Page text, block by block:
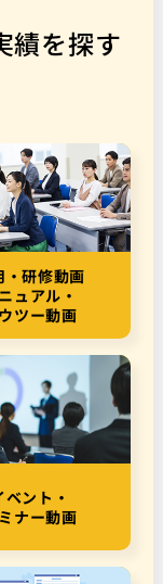
績を探す
・研修動画
ュアル・
ツー動画
ベント・
ナー動画